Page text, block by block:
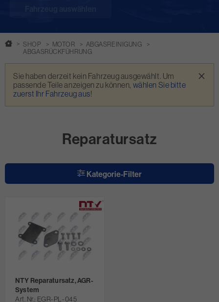
SHOP MOTOR
ABGASREINIGUNG
ABGASRÜCKFÜHRUNG
Warnmeldung
Sie haben derzeit kein Fahrzeug ausgewählt. Um
passende Teile anzeigen zu können, wählen Sie bitte
zuerst Ihr Fahrzeug aus!
×
Reparatursatz
Kategorie-Filter
NTY Reparatursatz, AGR-
System
Art. Nr. EGR-PL-045